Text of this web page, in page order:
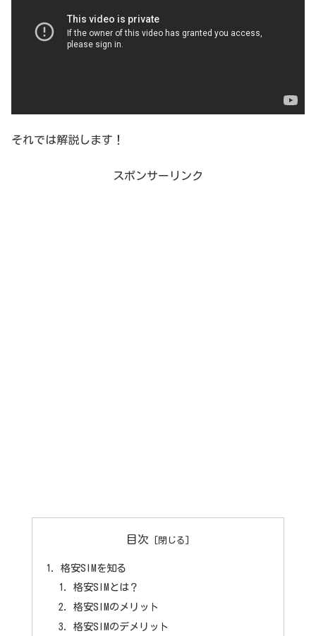
それでは解説します！
スポンサーリンク
目次
格安SIMを知る
格安SIMとは？
格安SIMのメリット
格安SIMのデメリット